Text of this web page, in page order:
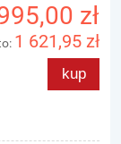
zł
1 621,95 zł
kup